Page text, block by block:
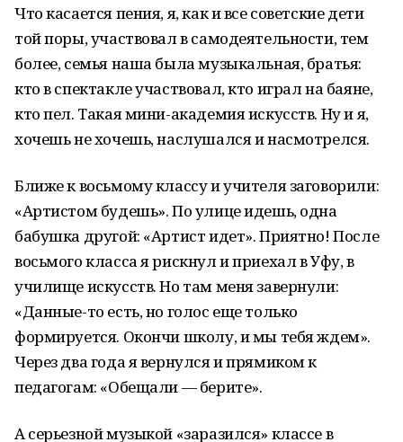
Что касается пения, я, как и все советские дети
той поры, участвовал в самодеятельности, тем
более, семья наша была музыкальная, братья:
кто в спектакле участвовал, кто играл на баяне,
кто пел. Такая мини-академия искусств. Ну и я,
хочешь не хочешь, наслушался и насмотрелся.
Ближе к восьмому классу и учителя заговорили:
«Артистом будешь». По улице идешь, одна
бабушка другой: «Артист идет». Приятно! После
восьмого класса я рискнул и приехал в Уфу, в
училище искусств. Но там меня завернули:
«Данные-то есть, но голос еще только
формируется. Окончи школу, и мы тебя ждем».
Через два года я вернулся и прямиком к
педагогам: «Обещали — берите».
А серьезной музыкой «заразился» классе в